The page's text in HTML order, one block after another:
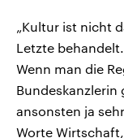
„Kultur ist nicht
Letzte
Wenn man die
Bundeskanzlerin
ansonsten ja
Worte